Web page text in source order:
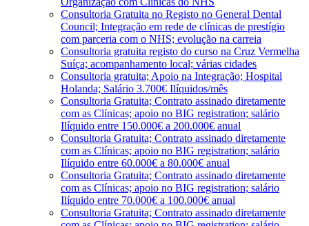
Consultoria Gratuita no Registo no General Dental
Council; Integração em rede de clínicas de prestígio
com parceria com o NHS; evolução na carreia
Consultoria gratuita registo do curso na Cruz Vermelha
Suíça; acompanhamento local; várias cidades
Consultoria gratuita; Apoio na Integração; Hospital
Holanda; Salário 3.700€ Ilíquidos/mês
Consultoria Gratuita; Contrato assinado diretamente
com as Clínicas; apoio no BIG registration; salário
Ilíquido entre 150.000€ a 200.000€ anual
Consultoria Gratuita; Contrato assinado diretamente
com as Clínicas; apoio no BIG registration; salário
Ilíquido entre 60.000€ a 80.000€ anual
Consultoria Gratuita; Contrato assinado diretamente
com as Clínicas; apoio no BIG registration; salário
Ilíquido entre 70.000€ a 100.000€ anual
Consultoria Gratuita; Contrato assinado diretamente